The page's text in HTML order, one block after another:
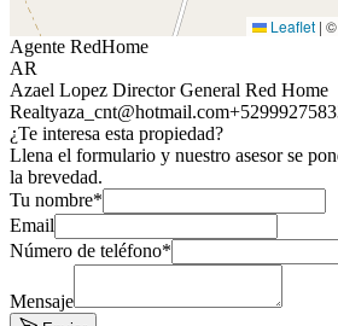
Leaflet | ©
Agente RedHome
AR
Azael Lopez Director General Red Home
Realtyaza_cnt@hotmail.com
¿Te interesa esta propiedad?
Llena el formulario y nuestro asesor se
la brevedad.
Tu nombre*
Email
Número de teléfono*
Mensaje